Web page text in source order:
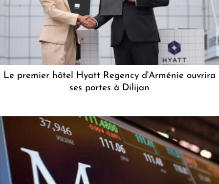
Le premier hôtel Hyatt Regency d'Arménie ouvrira
ses portes à Dilijan